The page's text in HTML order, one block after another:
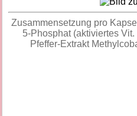
Zusammensetzung pro
5-Phosphat (aktiviertes
Pfeffer-Extrakt